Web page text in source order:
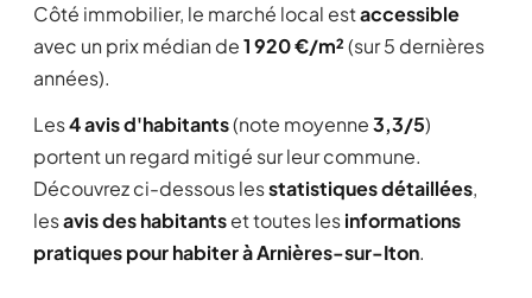
Côté immobilier, le marché local estaccessible
avec un prix médian de1 920 €/m²(sur 5 dernières
années).
Les4 avis d'habitants(note moyenne3,3/5)
portent un regard mitigé sur leur commune.
Découvrez ci-dessous lesstatistiques détaillées,
lesavis des habitantset toutes lesinformations
pratiques pour habiter à Arnières-sur-Iton.